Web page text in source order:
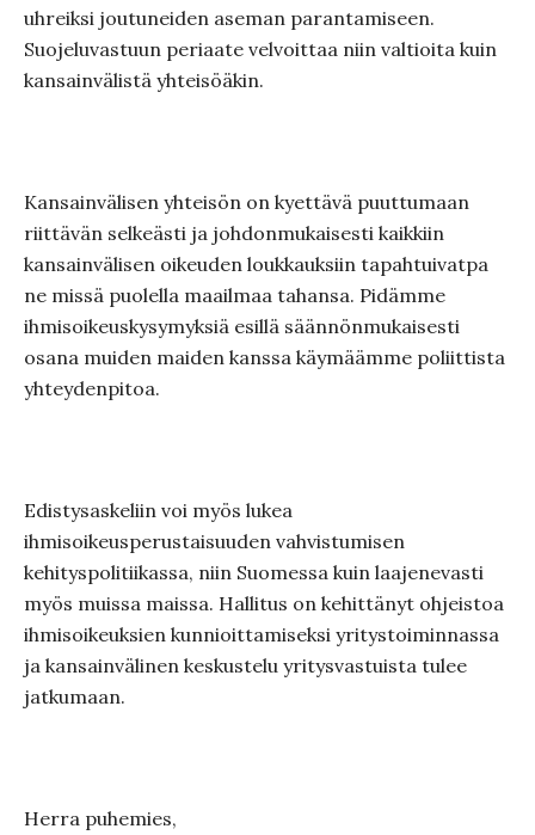
uhreiksi joutuneiden aseman parantamiseen.
Suojeluvastuun periaate velvoittaa niin valtioita kuin
kansainvälistä yhteisöäkin.
Kansainvälisen yhteisön on kyettävä puuttumaan
riittävän selkeästi ja johdonmukaisesti kaikkiin
kansainvälisen oikeuden loukkauksiin tapahtuivatpa
ne missä puolella maailmaa tahansa. Pidämme
ihmisoikeuskysymyksiä esillä säännönmukaisesti
osana muiden maiden kanssa käymäämme poliittista
yhteydenpitoa.
Edistysaskeliin voi myös lukea
ihmisoikeusperustaisuuden vahvistumisen
kehityspolitiikassa, niin Suomessa kuin laajenevasti
myös muissa maissa. Hallitus on kehittänyt ohjeistoa
ihmisoikeuksien kunnioittamiseksi yritystoiminnassa
ja kansainvälinen keskustelu yritysvastuista tulee
jatkumaan.
Herra puhemies,